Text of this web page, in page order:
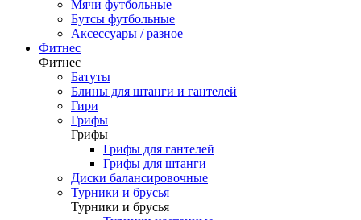
Мячи футбольные
Бутсы футбольные
Аксессуары / разное
Фитнес
Фитнес
Батуты
Блины для штанги и гантелей
Гири
Грифы
Грифы
Грифы для гантелей
Грифы для штанги
Диски балансировочные
Турники и брусья
Турники и брусья